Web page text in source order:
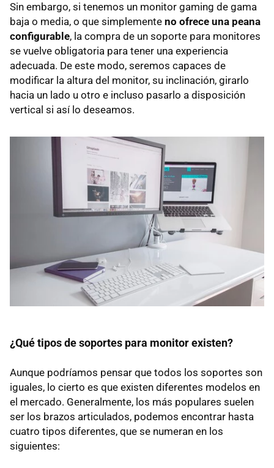
Sin embargo, si tenemos un monitor gaming de gama
baja o media, o que simplemente no ofrece una peana
configurable, la compra de un soporte para monitores
se vuelve obligatoria para tener una experiencia
adecuada. De este modo, seremos capaces de
modificar la altura del monitor, su inclinación, girarlo
hacia un lado u otro e incluso pasarlo a disposición
vertical si así lo deseamos.
¿Qué tipos de soportes para monitor existen?
Aunque podríamos pensar que todos los soportes son
iguales, lo cierto es que existen diferentes modelos en
el mercado. Generalmente, los más populares suelen
ser los brazos articulados, podemos encontrar hasta
cuatro tipos diferentes, que se numeran en los
siguientes: